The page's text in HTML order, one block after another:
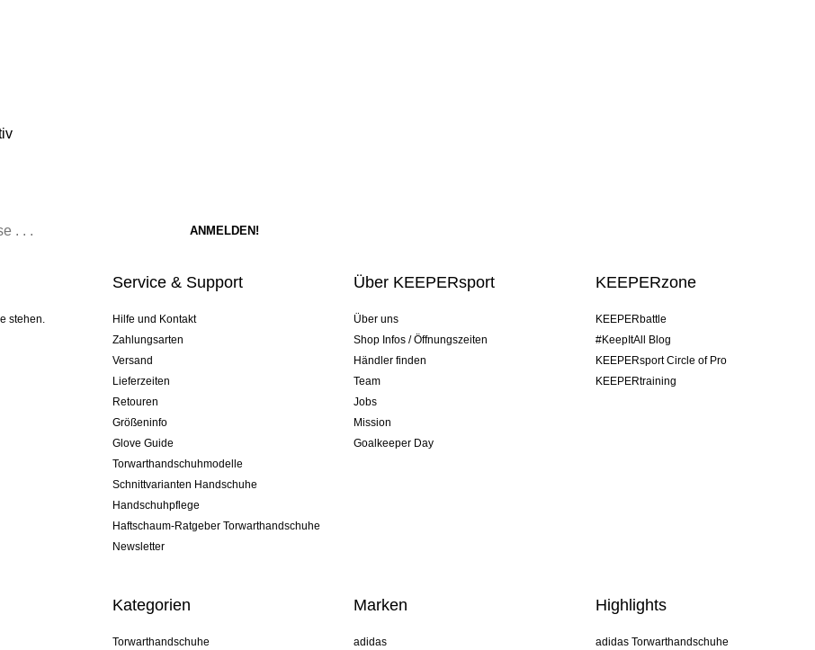
stehen.
Service & Support
Hilfe und Kontakt
Zahlungsarten
Versand
Lieferzeiten
Retouren
Größeninfo
Glove Guide
Torwarthandschuhmodelle
Schnittvarianten Handschuhe
Handschuhpflege
Haftschaum-Ratgeber Torwarthandschuhe
Newsletter
Über KEEPERsport
Über uns
Shop Infos / Öffnungszeiten
Händler finden
Team
Jobs
Mission
Goalkeeper Day
KEEPERzone
KEEPERbattle
#KeepItAll Blog
KEEPERsport Circle of Pro
KEEPERtraining
Kategorien
Torwarthandschuhe
Marken
adidas
Highlights
adidas Torwarthandschuhe